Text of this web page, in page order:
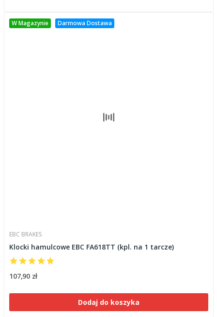
W Magazynie Darmowa Dostawa
EBC BRAKES
Klocki hamulcowe EBC FA618TT (kpl. na 1 tarcze)
107,90 zł
Dodaj do koszyka